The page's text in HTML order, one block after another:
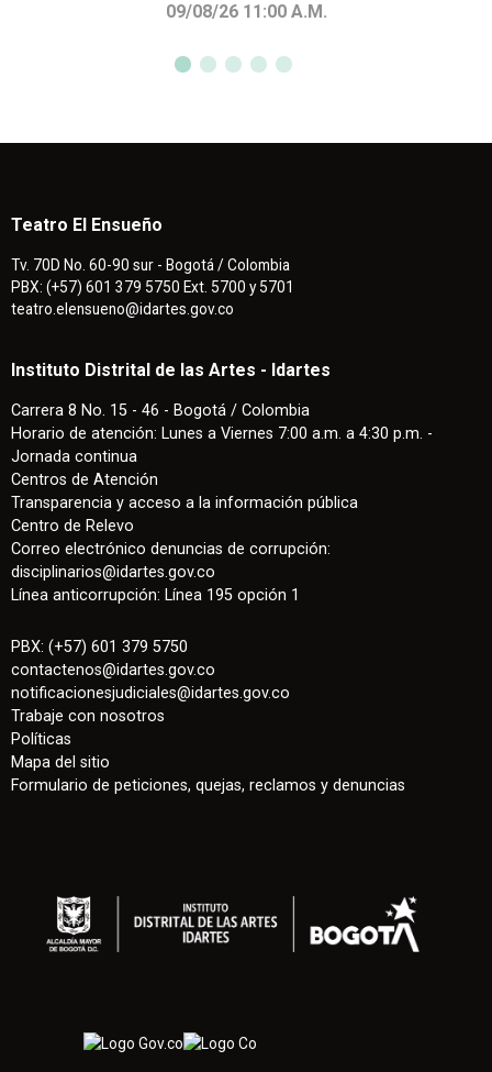
09/08/26 11:00 A.M.
Teatro El Ensueño
Tv. 70D No. 60-90 sur - Bogotá / Colombia
PBX: (+57) 601 379 5750 Ext. 5700 y 5701
teatro.elensueno@idartes.gov.co
Instituto Distrital de las Artes - Idartes
Carrera 8 No. 15 - 46 - Bogotá / Colombia
Horario de atención: Lunes a Viernes 7:00 a.m. a 4:30 p.m. -
Jornada continua
Centros de Atención
Transparencia y acceso a la información pública
Centro de Relevo
Correo electrónico denuncias de corrupción:
disciplinarios@idartes.gov.co
Línea anticorrupción: Línea 195 opción 1
PBX: (+57) 601 379 5750
contactenos@idartes.gov.co
notificacionesjudiciales@idartes.gov.co
Trabaje con nosotros
Políticas
Mapa del sitio
Formulario de peticiones, quejas, reclamos y denuncias